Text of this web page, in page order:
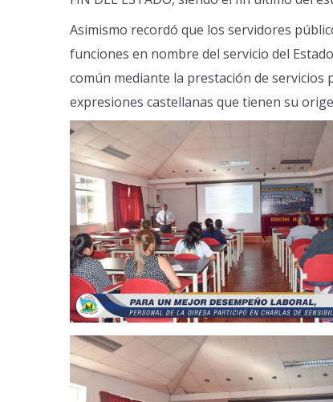
Asimismo recordó que los servidores
funciones en nombre del servicio del
común mediante la prestación de
expresiones castellanas que tienen su